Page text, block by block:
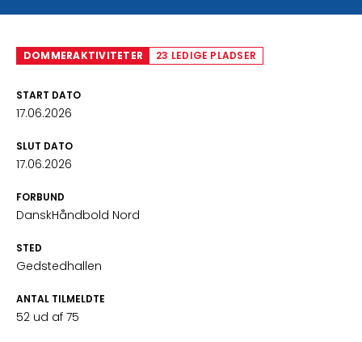
DOMMERAKTIVITETER 23 LEDIGE PLADSER
START DATO
17.06.2026
SLUT DATO
17.06.2026
FORBUND
DanskHåndbold Nord
STED
Gedstedhallen
ANTAL TILMELDTE
52 ud af 75